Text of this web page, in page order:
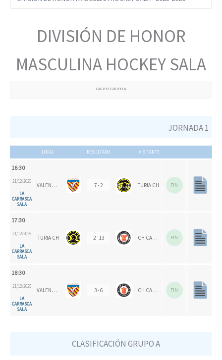
DIVISIÓN DE HONOR
MASCULINA HOCKEY SALA
GRUPO GRUPO A
JORNADA 1
LOCAL RESULTADO VISITANTE
16:30
21/12/2025
LA
CARRASCA
SALA
VALENCIA CH 7 - 2 TURIA CH FIN
17:30
21/12/2025
LA
CARRASCA
SALA
TURIA CH 2 - 13 CH CARPESA FIN
18:30
21/12/2025
LA
CARRASCA
SALA
VALENCIA CH 3 - 6 CH CARPESA FIN
CLASIFICACIÓN GRUPO A